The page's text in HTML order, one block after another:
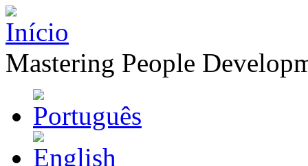
Mastering People